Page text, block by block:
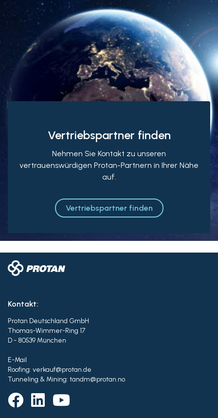
Vertriebspartner finden
Nehmen Sie Kontakt zu unseren
vertrauenswürdigen Protan-Partnern in Ihrer Nähe
auf.
Vertriebspartner finden
Kontakt:
Protan Deutschland GmbH
Thomas-Wimmer-Ring 17
D - 80539 München
E-Mail
Roofing: verkauf@protan.de
Tunneling & Mining: tandm@protan.no